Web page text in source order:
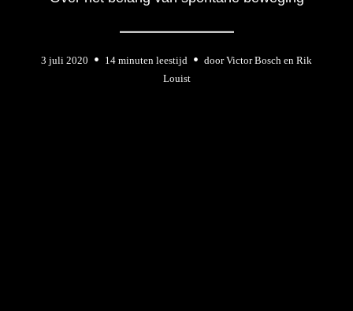
3 juli 2020 14 minuten leestijd doorVictor Bosch en Rik
Louist